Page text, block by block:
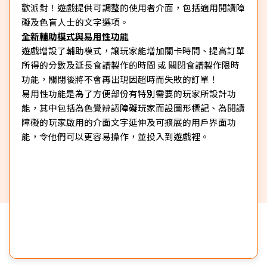
歡派對！遊戲提供可調整的使用者介面，包括適用閱讀障
礙及色盲人士的文字選項。
全新輔助模式與易用性功能
遊戲增設了輔助模式，讓玩家能增加關卡時間、提高訂單
所得的分數及延長食譜製作的時間 或 關閉食譜製作限時
功能，關閉後將不會再出現因超時而失敗的訂單！
易用性功能是為了方便部份有特別需要的玩家所設計功
能，其中包括為色覺辨認障礙玩家而設圖形標記、為閱讀
障礙的玩家啟用的介面文字延伸及可擴展的用戶界面功
能，令他們可以更容易操作，並投入到遊戲裡。